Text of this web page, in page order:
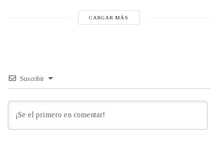
CARGAR MÁS
Suscribir